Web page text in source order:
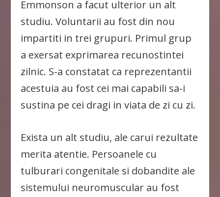
Emmonson a facut ulterior un alt
studiu. Voluntarii au fost din nou
impartiti in trei grupuri. Primul grup
a exersat exprimarea recunostintei
zilnic. S-a constatat ca reprezentantii
acestuia au fost cei mai capabili sa-i
sustina pe cei dragi in viata de zi cu zi.
Exista un alt studiu, ale carui rezultate
merita atentie. Persoanele cu
tulburari congenitale si dobandite ale
sistemului neuromuscular au fost